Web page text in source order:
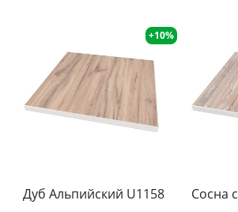
+10%
Дуб Альпийский U1158 Сосна